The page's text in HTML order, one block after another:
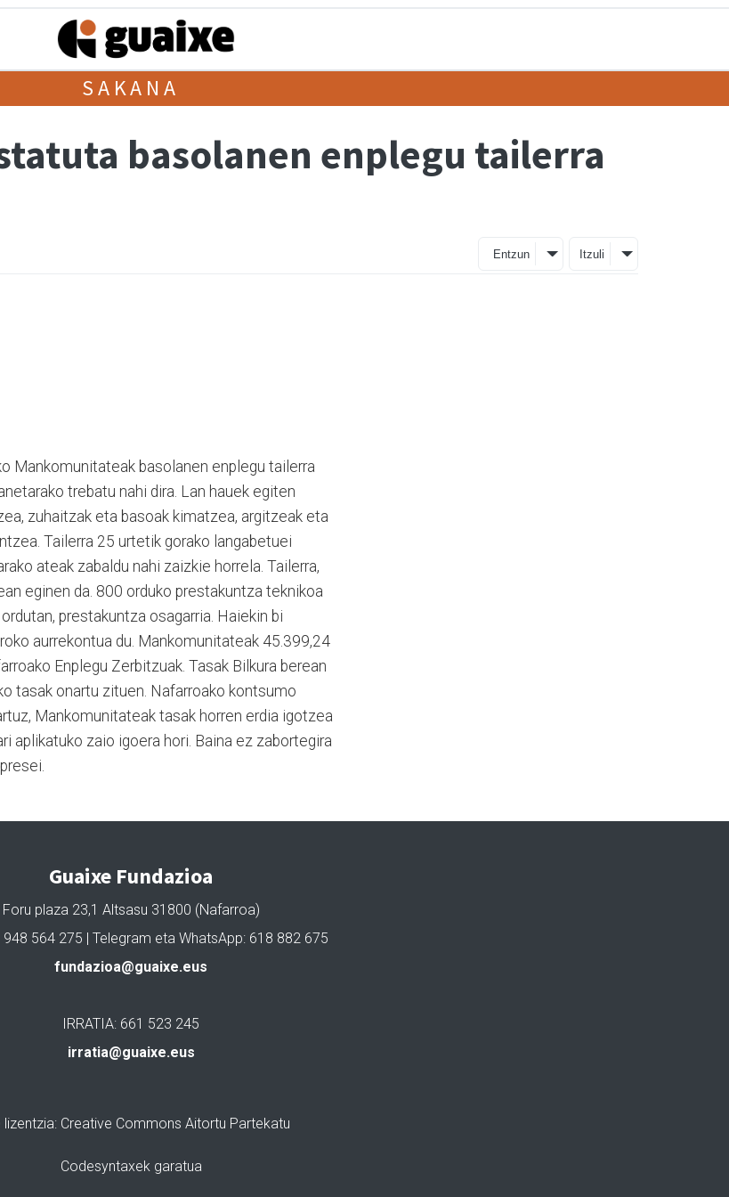
SAKANA
basolanen enplegu tailerra
Entzun Itzuli
Mankomunitateak basolanen enplegu tailerra
trebatu nahi dira. Lan hauek egiten
zuhaitzak eta basoak kimatzea, argitzeak eta
Tailerra 25 urtetik gorako langabetuei
ateak zabaldu nahi zaizkie horrela. Tailerra,
eginen da. 800 orduko prestakuntza teknikoa
prestakuntza osagarria. Haiekin bi
aurrekontua du. Mankomunitateak 45.399,24
Enplegu Zerbitzuak. Tasak Bilkura berean
tasak onartu zituen. Nafarroako kontsumo
Mankomunitateak tasak horren erdia igotzea
aplikatuko zaio igoera hori. Baina ez zabortegira
Guaixe Fundazioa
Foru plaza 23,1 Altsasu 31800 (Nafarroa)
564 275 | Telegram eta WhatsApp: 618 882 675
fundazioa@guaixe.eus
IRRATIA: 661 523 245
irratia@guaixe.eus
lizentzia: Creative Commons Aitortu Partekatu
Codesyntaxek garatua